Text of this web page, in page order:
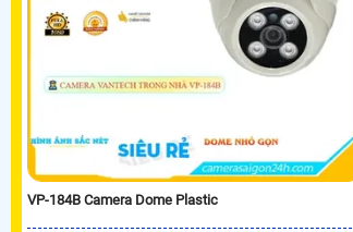
VP-184B Camera Dome Plastic